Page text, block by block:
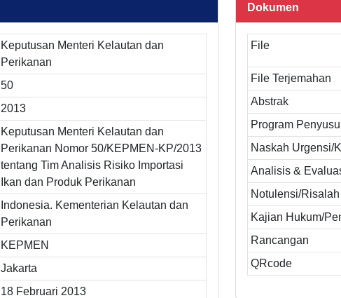
Keputusan Menteri Kelautan dan
Perikanan
50
2013
Keputusan Menteri Kelautan dan
Perikanan Nomor 50/KEPMEN-KP/2013
tentang Tim Analisis Risiko Importasi
Ikan dan Produk Perikanan
Indonesia. Kementerian Kelautan dan
Perikanan
KEPMEN
Jakarta
18 Februari 2013
Dokumen
File
File Terjemahan
Abstrak
Program
Naskah Urgensi/
Analisis &
Notulensi/
Kajian Hukum/
Rancangan
QRcode